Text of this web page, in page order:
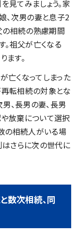
見てみましょう。家
、次男の妻と息子2
の相続の熟慮期間
。祖父が亡くなる
ます。
亡くなってしまった
転相続の対象とな
男、長男の妻、長男
放棄について選択
の相続人がいる場
はさらに次の世代に
数次相続、同